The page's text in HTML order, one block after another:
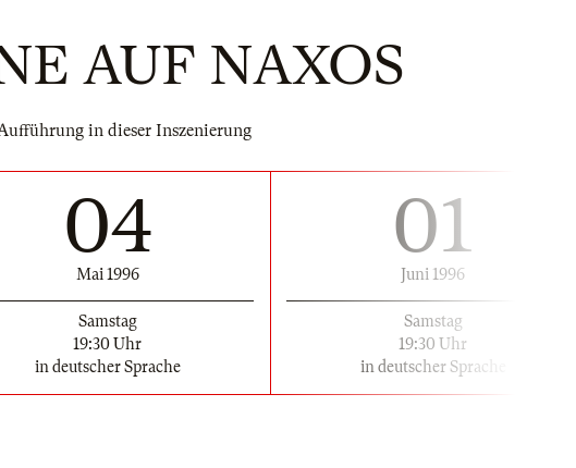
AUF NAXOS
in dieser Inszenierung
04
Mai 1996
Samstag
19:30 Uhr
in deutscher Sprache
01
Juni 1996
Samstag
19:30 Uhr
in deutscher Sprache